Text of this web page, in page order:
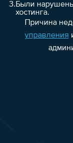
3.Были
хостинга.
Причина
управления